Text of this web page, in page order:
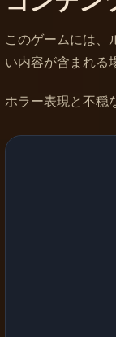
このゲームには、
い内容が含まれる
ホラー表現と不穏